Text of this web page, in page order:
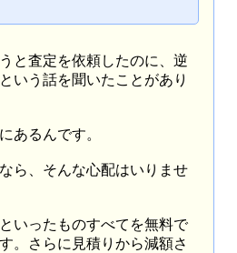
と査定を依頼したのに、逆
いう話を聞いたことがあり
あるんです。
ら、そんな心配はいりませ
いったものすべてを無料で
。さらに見積りから減額さ